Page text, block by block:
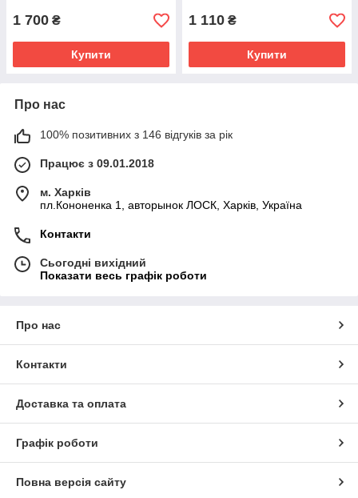
1 700 ₴
Купити
1 110 ₴
Купити
Про нас
100% позитивних з 146 відгуків за рік
Працює з 09.01.2018
м. Харків
пл.Кононенка 1, авторынок ЛОСК, Харків, Україна
Контакти
Сьогодні вихідний
Показати весь графік роботи
Про нас
Контакти
Доставка та оплата
Графік роботи
Повна версія сайту